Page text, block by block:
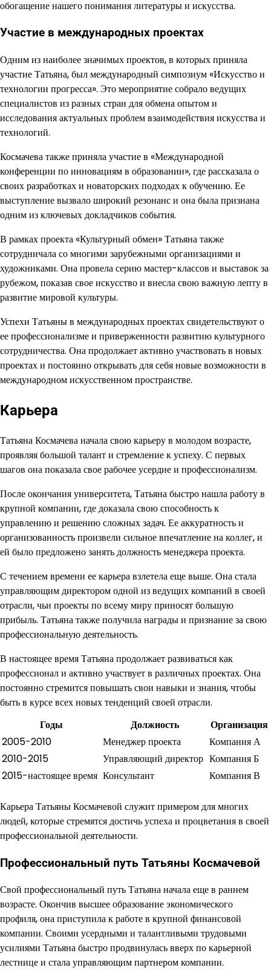
обогащение нашего понимания литературы и искусства.
Участие в международных проектах
Одним из наиболее значимых проектов, в которых приняла
участие Татьяна, был международный симпозиум «Искусство и
технологии прогресса». Это мероприятие собрало ведущих
специалистов из разных стран для обмена опытом и
исследования актуальных проблем взаимодействия искусства и
технологий.
Космачева также приняла участие в «Международной
конференции по инновациям в образовании», где рассказала о
своих разработках и новаторских подходах к обучению. Ее
выступление вызвало широкий резонанс и она была признана
одним из ключевых докладчиков события.
В рамках проекта «Культурный обмен» Татьяна также
сотрудничала со многими зарубежными организациями и
художниками. Она провела серию мастер-классов и выставок за
рубежом, показав свое искусство и внесла свою важную лепту в
развитие мировой культуры.
Успехи Татьяны в международных проектах свидетельствуют о
ее профессионализме и приверженности развитию культурного
сотрудничества. Она продолжает активно участвовать в новых
проектах и постоянно открывать для себя новые возможности в
международном искусственном пространстве.
Карьера
Татьяна Космачева начала свою карьеру в молодом возрасте,
проявляя большой талант и стремление к успеху. С первых
шагов она показала свое рабочее усердие и профессионализм.
После окончания университета, Татьяна быстро нашла работу в
крупной компании, где доказала свою способность к
управлению и решению сложных задач. Ее аккуратность и
организованность произвели сильное впечатление на коллег, и
ей было предложено занять должность менеджера проекта.
С течением времени ее карьера взлетела еще выше. Она стала
управляющим директором одной из ведущих компаний в своей
отрасли, чьи проекты по всему миру приносят большую
прибыль. Татьяна также получила награды и признание за свою
профессиональную деятельность.
В настоящее время Татьяна продолжает развиваться как
профессионал и активно участвует в различных проектах. Она
постоянно стремится повышать свои навыки и знания, чтобы
быть в курсе всех новых тенденций своей отрасли.
Годы
Должность
Организация
2005-2010
Менеджер проекта
Компания А
2010-2015
Управляющий директор Компания Б
2015-настоящее время Консультант Компания В
Карьера Татьяны Космачевой служит примером для многих
людей, которые стремятся достичь успеха и процветания в своей
профессиональной деятельности.
Профессиональный путь Татьяны Космачевой
Свой профессиональный путь Татьяна начала еще в раннем
возрасте. Окончив высшее образование экономического
профиля, она приступила к работе в крупной финансовой
компании. Своими усердными и талантливыми трудовыми
усилиями Татьяна быстро продвинулась вверх по карьерной
лестнице и стала управляющим партнером компании.